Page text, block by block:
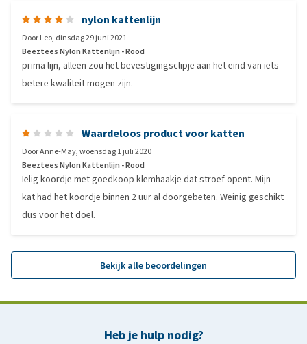
nylon kattenlijn
DoorLeo, dinsdag 29 juni 2021
Beeztees Nylon Kattenlijn - Rood
prima lijn, alleen zou het bevestigingsclipje aan het eind van iets
betere kwaliteit mogen zijn.
Waardeloos product voor katten
DoorAnne-May,woensdag 1 juli 2020
Beeztees Nylon Kattenlijn - Rood
Ielig koordje met goedkoop klemhaakje dat stroef opent. Mijn
kat had het koordje binnen 2 uur al doorgebeten. Weinig geschikt
dus voor het doel.
Bekijk alle beoordelingen
Heb je hulp nodig?